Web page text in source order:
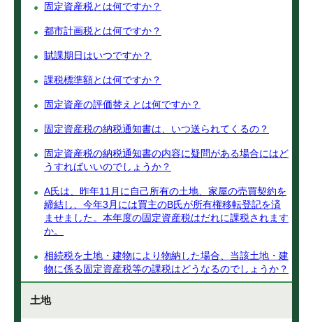
固定資産税とは何ですか？
都市計画税とは何ですか？
賦課期日はいつですか？
課税標準額とは何ですか？
固定資産の評価替えとは何ですか？
固定資産税の納税通知書は、いつ送られてくるの？
固定資産税の納税通知書の内容に疑問がある場合にはど
うすればいいのでしょうか？
A氏は、昨年11月に自己所有の土地、家屋の売買契約を
締結し、今年3月には買主のB氏が所有権移転登記を済
ませました。本年度の固定資産税はだれに課税されます
か。
相続税を土地・建物により物納した場合、当該土地・建
物に係る固定資産税等の課税はどうなるのでしょうか？
土地